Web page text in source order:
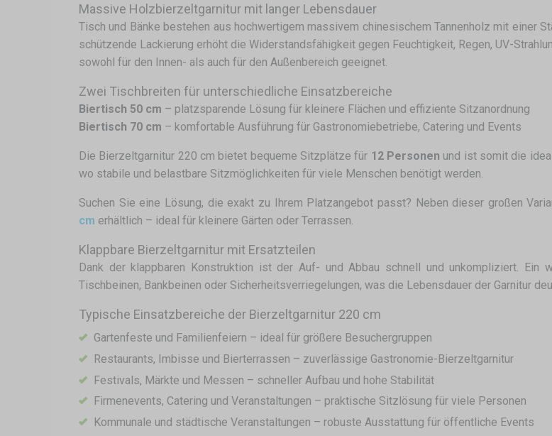
Massive Holzbierzeltgarnitur mit langer Lebensdauer
Tisch und Bänke bestehen aus hochwertigem massivem chinesischem Tannenholz mit einer
schützende Lackierung erhöht die Widerstandsfähigkeit gegen Feuchtigkeit, Regen, UV-
sowohl für den Innen- als auch für den Außenbereich geeignet.
Zwei Tischbreiten für unterschiedliche Einsatzbereiche
Biertisch 50 cm – platzsparende Lösung für kleinere Flächen und effiziente Sitzanordnung
Biertisch 70 cm – komfortable Ausführung für Gastronomiebetriebe, Catering und Events
Die Bierzeltgarnitur 220 cm bietet bequeme Sitzplätze für 12 Personen und ist somit die
wo stabile und belastbare Sitzmöglichkeiten für viele Menschen benötigt werden.
Suchen Sie eine Lösung, die exakt zu Ihrem Platzangebot passt? Neben dieser großen
cm erhältlich – ideal für kleinere Gärten oder Terrassen.
Klappbare Bierzeltgarnitur mit Ersatzteilen
Dank der klappbaren Konstruktion ist der Auf- und Abbau schnell und unkompliziert.
Tischbeinen, Bankbeinen oder Sicherheitsverriegelungen, was die Lebensdauer der Garnitur
Typische Einsatzbereiche der Bierzeltgarnitur 220 cm
Gartenfeste und Familienfeiern – ideal für größere Besuchergruppen
Restaurants, Imbisse und Bierterrassen – zuverlässige Gastronomie-Bierzeltgarnitur
Festivals, Märkte und Messen – schneller Aufbau und hohe Stabilität
Firmenevents, Catering und Veranstaltungen – praktische Sitzlösung für viele Personen
Kommunale und städtische Veranstaltungen – robuste Ausstattung für öffentliche Events